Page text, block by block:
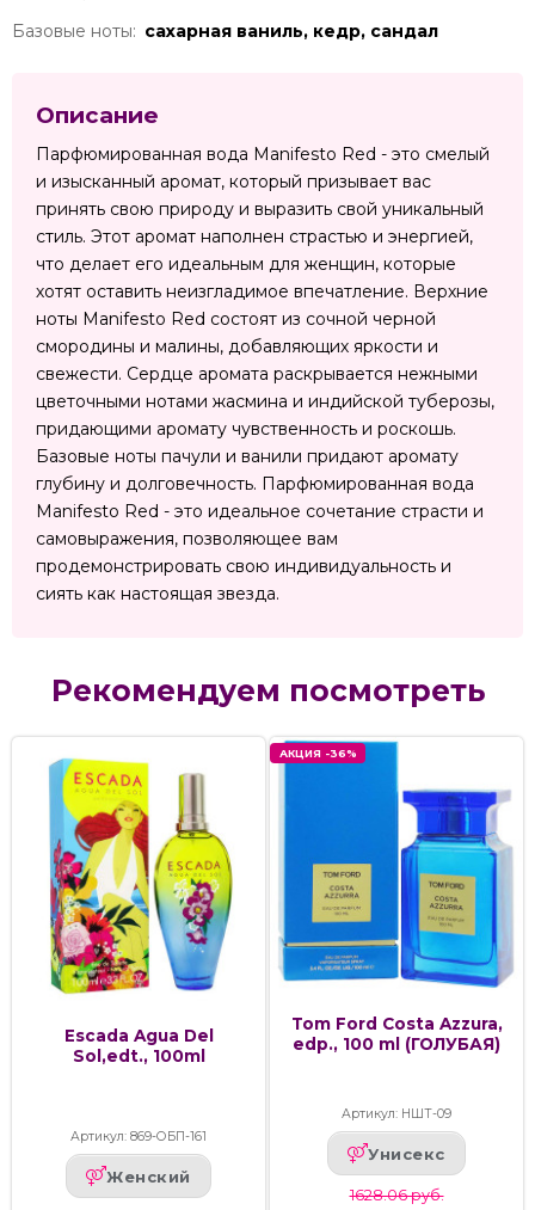
Базовые ноты: сахарная ваниль, кедр, сандал
Описание
Парфюмированная вода Manifesto Red - это смелый
и изысканный аромат, который призывает вас
принять свою природу и выразить свой уникальный
стиль. Этот аромат наполнен страстью и энергией,
что делает его идеальным для женщин, которые
хотят оставить неизгладимое впечатление. Верхние
ноты Manifesto Red состоят из сочной черной
смородины и малины, добавляющих яркости и
свежести. Сердце аромата раскрывается нежными
цветочными нотами жасмина и индийской туберозы,
придающими аромату чувственность и роскошь.
Базовые ноты пачули и ванили придают аромату
глубину и долговечность. Парфюмированная вода
Manifesto Red - это идеальное сочетание страсти и
самовыражения, позволяющее вам
продемонстрировать свою индивидуальность и
сиять как настоящая звезда.
Рекомендуем посмотреть
Escada Agua Del
Sol,edt., 100ml
Артикул: 869-ОБП-161
Женский
АКЦИЯ -36%
Tom Ford Costa Azzura,
edp., 100 ml (ГОЛУБАЯ)
Артикул: НШТ-09
Унисекс
1628.06 руб.